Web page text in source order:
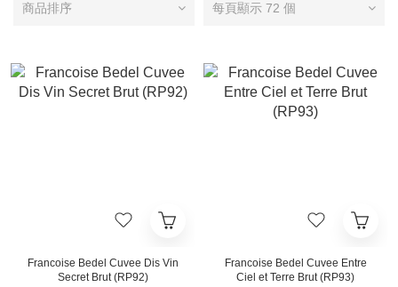
商品排序 每頁顯示 72 個
Francoise Bedel Cuvee Dis Vin
Secret Brut (RP92)
Francoise Bedel Cuvee Entre
Ciel et Terre Brut (RP93)